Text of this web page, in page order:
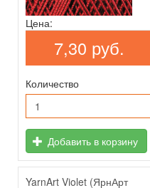
Цена:
7,30 руб.
Количество
Добавить в корзину
YarnArt Violet (ЯрнАрт